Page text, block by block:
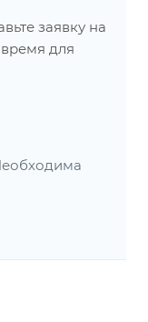
заявку на
для